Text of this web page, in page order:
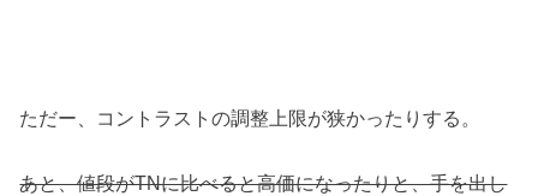
ただー、コントラストの調整上限が狭かったりする。
あと、値段がTNに比べると高価になったりと、手を出し